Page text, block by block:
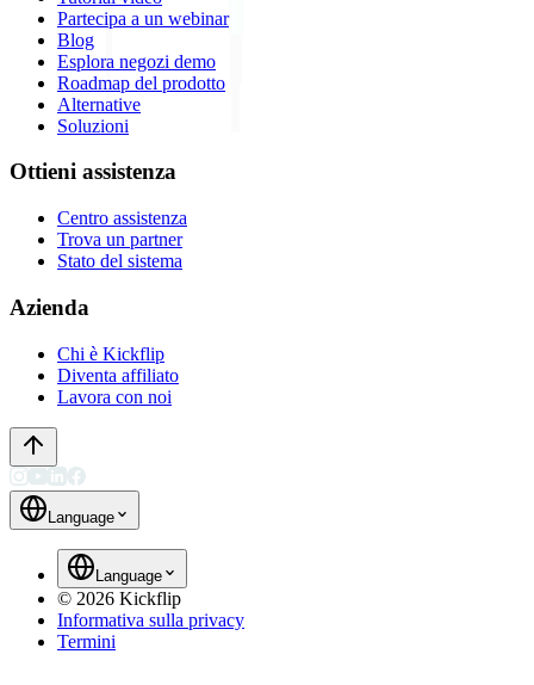
Partecipa a un webinar
Blog
Esplora negozi demo
Roadmap del prodotto
Alternative
Soluzioni
Ottieni assistenza
Centro assistenza
Trova un partner
Stato del sistema
Azienda
Chi è Kickflip
Diventa affiliato
Lavora con noi
Language
Language
© 2026 Kickflip
Informativa sulla privacy
Termini